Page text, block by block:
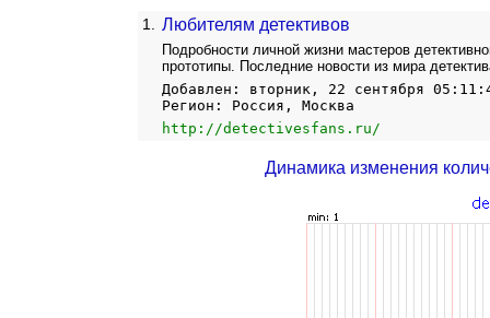
1. Любителям детективов
Подробности личной жизни мастеров
прототипы. Последние новости из мира
Добавлен: вторник, 22 сентября
Регион: Россия, Москва
http://detectivesfans.ru/
Динамика изменения